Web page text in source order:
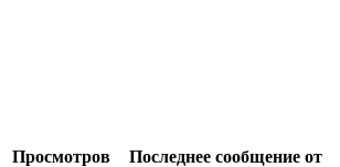
Просмотров
Последнее сообщение от